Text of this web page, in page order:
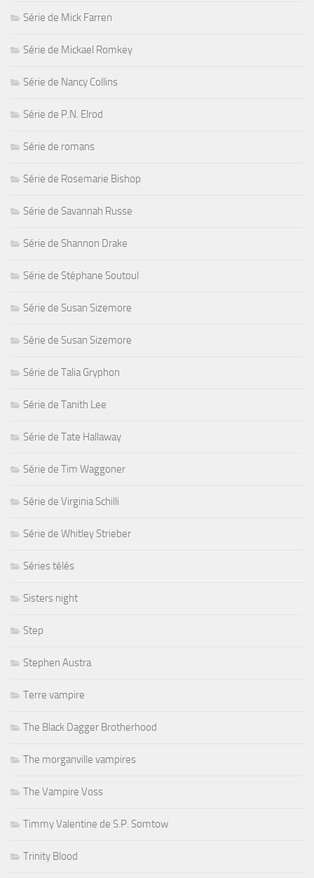
Série de Mick Farren
Série de Mickael Romkey
Série de Nancy Collins
Série de P.N. Elrod
Série de romans
Série de Rosemarie Bishop
Série de Savannah Russe
Série de Shannon Drake
Série de Stéphane Soutoul
Série de Susan Sizemore
Série de Susan Sizemore
Série de Talia Gryphon
Série de Tanith Lee
Série de Tate Hallaway
Série de Tim Waggoner
Série de Virginia Schilli
Série de Whitley Strieber
Séries télés
Sisters night
Step
Stephen Austra
Terre vampire
The Black Dagger Brotherhood
The morganville vampires
The Vampire Voss
Timmy Valentine de S.P. Somtow
Trinity Blood